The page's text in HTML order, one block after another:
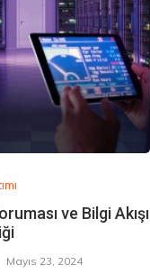
ve Bilgi Akışı
Mayıs 23, 2024